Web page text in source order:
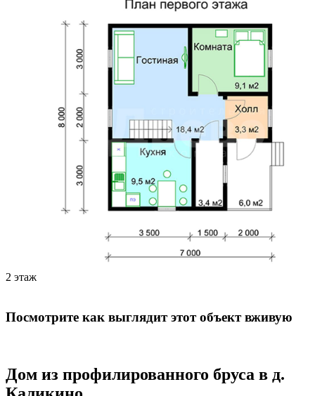
2 этаж
Посмотрите как выглядит этот объект вживую
Дом из профилированного бруса в д.